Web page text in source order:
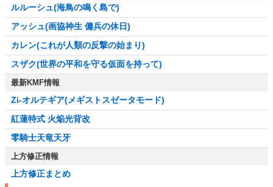
ルルーシュ(海鳥の鳴く島で)
アッシュ(画協神生 傭兵の休日)
カレン(これが人類の反撃の始まり)
スザク(世界の平和を守る仮面を持って)
最新KMF情報
Zi-オルテギア(メギストスゼータモード)
紅蓮特式 火焔光背改
零騎士天竜天牙
上方修正情報
上方修正まとめ